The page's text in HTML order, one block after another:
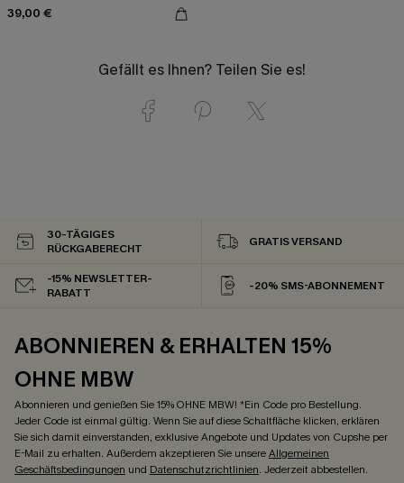
39,00 €
Gefällt es Ihnen? Teilen Sie es!
30-TÄGIGES
RÜCKGABERECHT
GRATIS VERSAND
-15% NEWSLETTER-
RABATT
-20% SMS-ABONNEMENT
ABONNIEREN & ERHALTEN 15%
OHNE MBW
Abonnieren und genießen Sie 15% OHNE MBW! *Ein Code pro Bestellung.
Jeder Code ist einmal gültig. Wenn Sie auf diese Schaltfläche klicken, erklären
Sie sich damit einverstanden, exklusive Angebote und Updates von Cupshe per
E-Mail zu erhalten. Außerdem akzeptieren Sie unsereAllgemeinen
Geschäftsbedingungen und Datenschutzrichtlinien. Jederzeit abbestellen.